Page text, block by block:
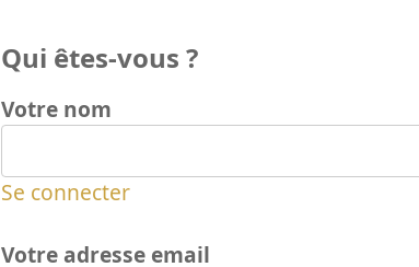
Qui êtes-vous ?
Votre nom
Se connecter
Votre adresse email